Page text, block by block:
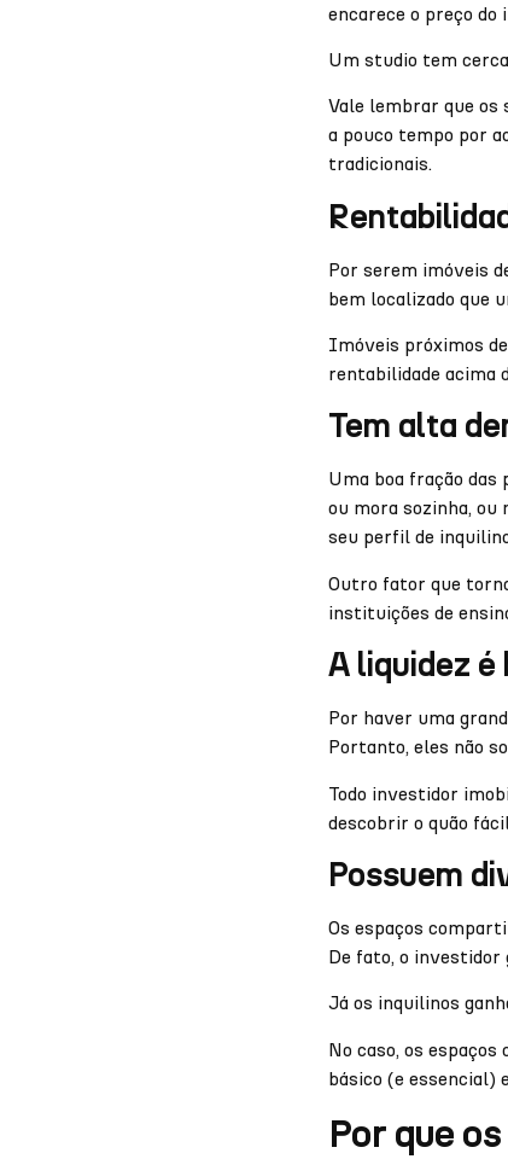
encarece o preço
Um studio tem
Vale lembrar que os
a pouco tempo por
tradicionais.
Por serem imóveis
bem localizado que
Imóveis próximos
rentabilidade acima
Tem alta
Uma boa fração das
ou mora sozinha, ou
seu perfil de
Outro fator que
instituições de
A liquidez
Por haver uma
Portanto, eles não
Todo investidor
descobrir o quão
Possuem
Os espaços
De fato, o investidor
Já os inquilinos
No caso, os
básico (e essencial)
Por que